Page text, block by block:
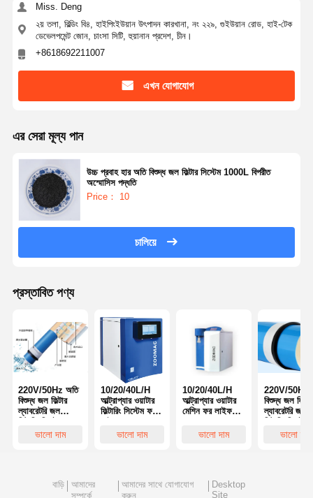
জল বিশুদ্ধকরণ সিস্টেমের আনুষাঙ্গিক
Miss. Deng
২য় তলা, বিল্ডিং বি৪, হাইপিংইউয়ান উৎপাদন কারখানা, নং ২২৯, গুইউয়ান রোড, হাই-টেক
ডেভেলপমেন্ট জোন, চাংসা সিটি, হুয়ানান প্রদেশ, চীন।
+8618692211007
এখন যোগাযোগ
এর সেরা মূল্য পান
উচ্চ প্রবাহ হার অতি বিশুদ্ধ জল ফিল্টার সিস্টেম 1000L বিপরীত
অস্মোসিস পদ্ধতি
Price： 10
চালিয়ে
প্রস্তাবিত পণ্য
220V/50Hz অতি
বিশুদ্ধ জল ফিল্টার
ল্যাবরেটরি জল
1000 লিটার
ভালো দাম
10/20/40L/H
আল্ট্রাপ্যার ওয়াটার
ফিল্টারিং সিস্টেম ফর
ভালো দাম
10/20/40L/H
আল্ট্রাপ্যার ওয়াটার
মেশিন ফর লাইফ
ভালো দাম
220V/50Hz
বিশুদ্ধ জল ফিল্টার
ল্যাবরেটরি জল
1000 লিটার
ভালো দাম
বাড়ি
আমাদের
সম্পর্কে
আমাদের সাথে যোগাযোগ
করুন
Desktop
Site